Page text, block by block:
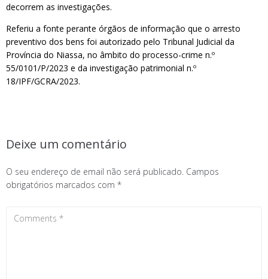
decorrem as investigações.
Referiu a fonte perante órgãos de informação que o arresto
preventivo dos bens foi autorizado pelo Tribunal Judicial da
Província do Niassa, no âmbito do processo-crime n.º
55/0101/P/2023 e da investigação patrimonial n.º
18/IPF/GCRA/2023.
Deixe um comentário
O seu endereço de email não será publicado. Campos
obrigatórios marcados com *